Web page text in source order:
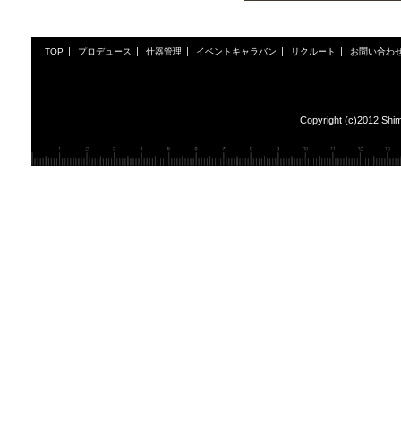
TOP プロデュース 什器管理 イベントキャラバン リクルート お問い合わ
Copyright (c)2012